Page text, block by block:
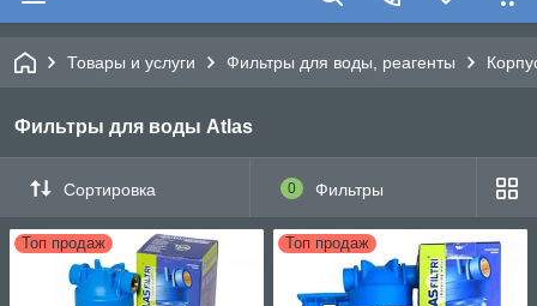
Товары и услуги Фильтры для воды, реагенты
Фильтры для воды Atlas
Сортировка 0 Фильтры
Топ продаж Топ продаж